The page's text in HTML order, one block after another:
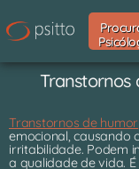
Transtornos
Transtornos de humor
emocional, causando
irritabilidade. Podem
a qualidade de vida.